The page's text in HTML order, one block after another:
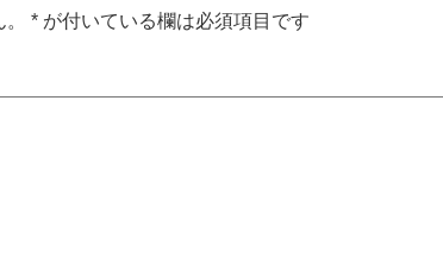
* が付いている欄は必須項目です